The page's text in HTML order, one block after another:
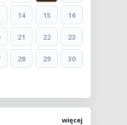
14 15 16
21 22 23
28 29 30
więcej